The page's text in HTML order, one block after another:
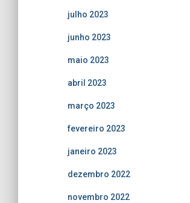
julho 2023
junho 2023
maio 2023
abril 2023
março 2023
fevereiro 2023
janeiro 2023
dezembro 2022
novembro 2022